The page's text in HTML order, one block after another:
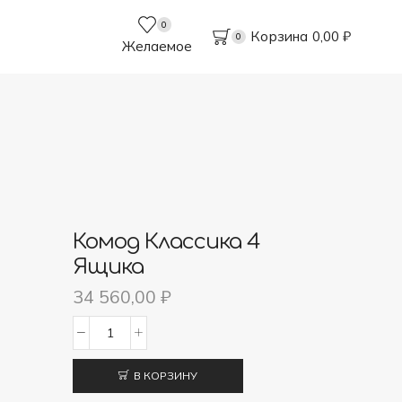
0
Желаемое
0 Корзина 0,00 ₽
Комод Классика 4
Ящика
34 560,00₽
товара
Комод
В КОРЗИНУ